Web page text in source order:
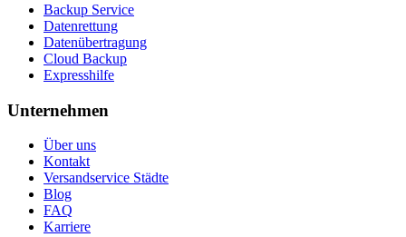
Backup Service
Datenrettung
Datenübertragung
Cloud Backup
Expresshilfe
Unternehmen
Über uns
Kontakt
Versandservice Städte
Blog
FAQ
Karriere